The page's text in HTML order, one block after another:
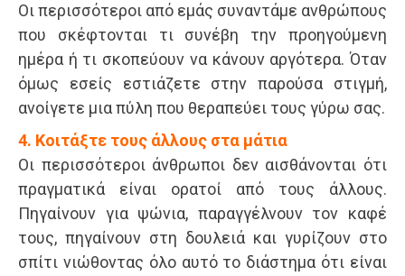
Οι περισσότεροι από εμάς συναντάμε ανθρώπους
που σκέφτονται τι συνέβη την προηγούμενη
ημέρα ή τι σκοπεύουν να κάνουν αργότερα. Όταν
όμως εσείς εστιάζετε στην παρούσα στιγμή,
ανοίγετε μια πύλη που θεραπεύει τους γύρω σας.
4. Κοιτάξτε τους άλλους στα μάτια
Οι περισσότεροι άνθρωποι δεν αισθάνονται ότι
πραγματικά είναι ορατοί από τους άλλους.
Πηγαίνουν για ψώνια, παραγγέλνουν τον καφέ
τους, πηγαίνουν στη δουλειά και γυρίζουν στο
σπίτι νιώθοντας όλο αυτό το διάστημα ότι είναι